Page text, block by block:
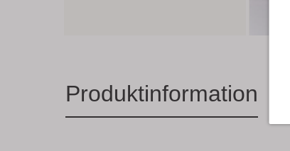
Produktinformation